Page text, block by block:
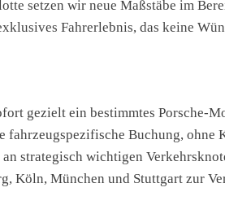
setzen wir neue Maßstäbe im
Fahrerlebnis, das keine
gezielt ein bestimmtes Porsche-
fahrzeugspezifische Buchung, ohne
an strategisch wichtigen
Köln, München und Stuttgart zur